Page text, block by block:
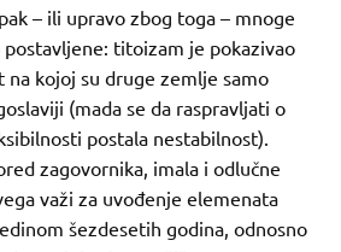
– ili upravo zbog toga – mnoge
titoizam je pokazivao
kojoj su druge zemlje samo
(mada se da raspravljati o
postala nestabilnost).
zagovornika, imala i odlučne
važi za uvođenje elemenata
šezdesetih godina, odnosno